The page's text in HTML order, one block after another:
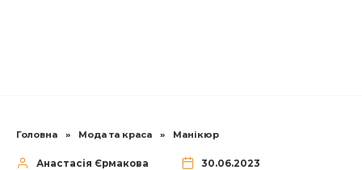
Головна » Мода та краса » Манікюр
Анастасія Єрмакова 30.06.2023